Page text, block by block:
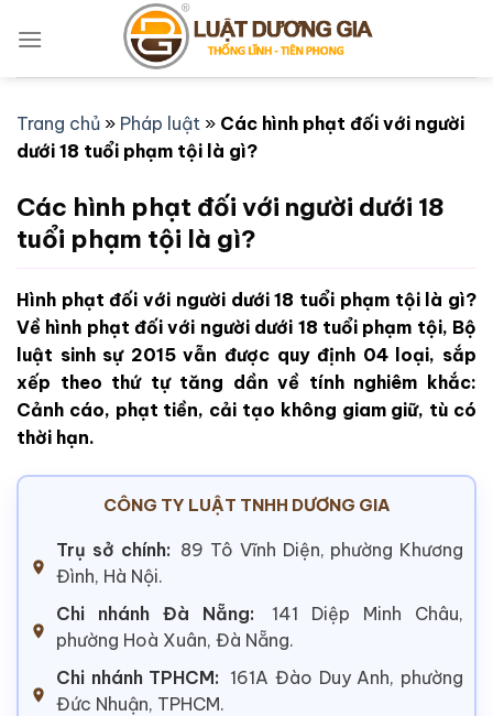
qua
Trang chủ » Pháp luật » Các hình phạt đối với người
dưới 18 tuổi phạm tội là gì?
Các hình phạt đối với người dưới 18
tuổi phạm tội là gì?
Hình phạt đối với người dưới 18 tuổi phạm tội là gì?
Về hình phạt đối với người dưới 18 tuổi phạm tội, Bộ
luật sinh sự 2015 vẫn được quy định 04 loại, sắp
xếp theo thứ tự tăng dần về tính nghiêm khắc:
Cảnh cáo, phạt tiền, cải tạo không giam giữ, tù có
thời hạn.
CÔNG TY LUẬT TNHH DƯƠNG GIA
Trụ sở chính: 89 Tô Vĩnh Diện, phường Khương
Đình, Hà Nội.
Chi nhánh Đà Nẵng:
141 Diệp Minh Châu,
phường Hoà Xuân, Đà Nẵng.
Chi nhánh TPHCM: 161A Đào Duy Anh, phường
Đức Nhuận, TPHCM.